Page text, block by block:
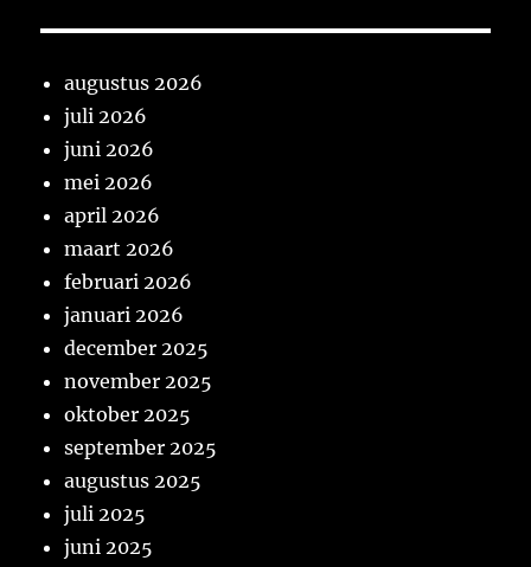
augustus 2026
juli 2026
juni 2026
mei 2026
april 2026
maart 2026
februari 2026
januari 2026
december 2025
november 2025
oktober 2025
september 2025
augustus 2025
juli 2025
juni 2025